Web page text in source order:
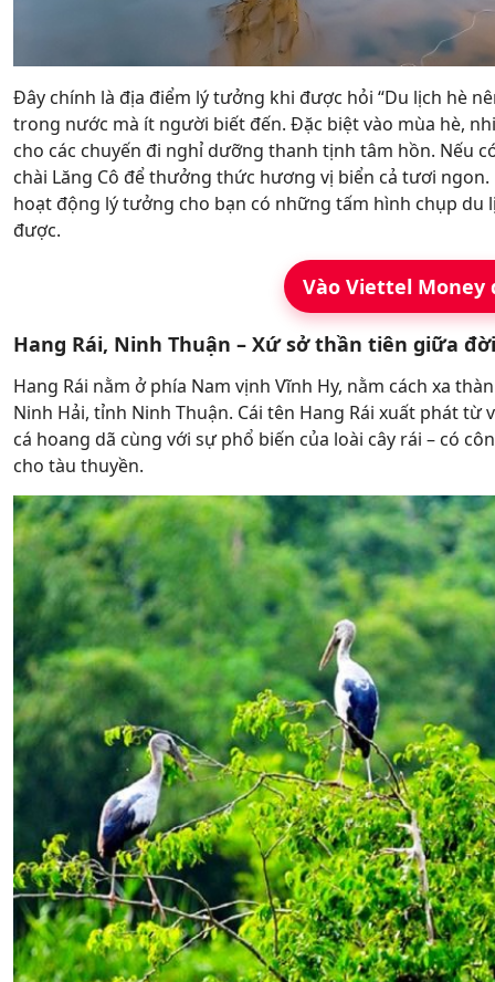
Đây chính là địa điểm lý tưởng khi được hỏi “Du lịch hè
trong nước mà ít người biết đến. Đặc biệt vào mùa hè,
cho các chuyến đi nghỉ dưỡng thanh tịnh tâm hồn. Nếu
chài Lăng Cô để thưởng thức hương vị biển cả tươi
hoạt động lý tưởng cho bạn có những tấm hình chụp du
được.
Vào Viettel Money
Hang Rái, Ninh Thuận – Xứ sở thần tiên giữa
Hang Rái nằm ở phía Nam vịnh Vĩnh Hy, nằm cách xa
Ninh Hải, tỉnh Ninh Thuận. Cái tên Hang Rái xuất phát
cá hoang dã cùng với sự phổ biến của loài cây rái – có
cho tàu thuyền.